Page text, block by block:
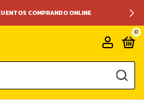
COMPRANDO ONLINE
0